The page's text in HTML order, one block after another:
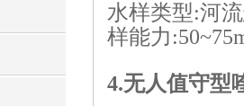
水样类型:河
样能力
4.无人值守型